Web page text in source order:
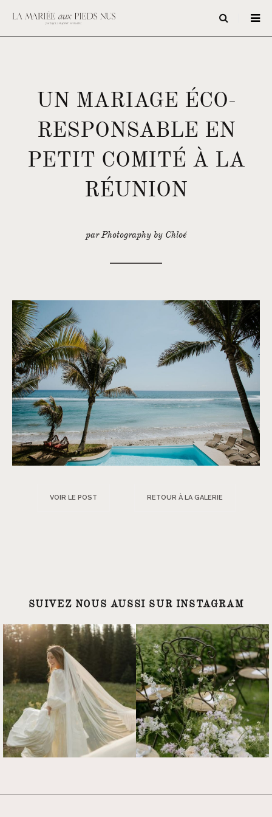
UN MARIAGE ÉCO-
RESPONSABLE EN
PETIT COMITÉ À LA
RÉUNION
par Photography by Chloé
VOIR LE POST RETOUR À LA GALERIE
SUIVEZ NOUS AUSSI SUR INSTAGRAM